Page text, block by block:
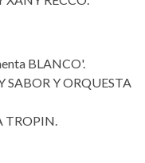
BLANCO'.
SABOR Y ORQUESTA
TROPIN.